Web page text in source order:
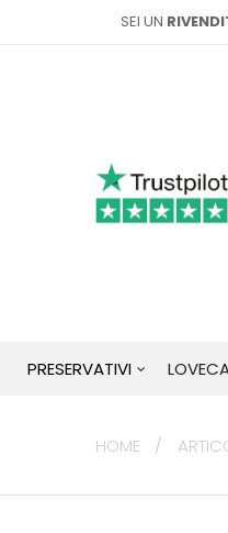
SEI UN
PRESERVATIVI
HOME